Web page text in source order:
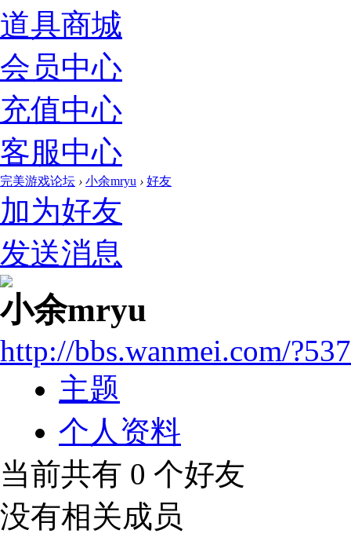
道具商城
会员中心
充值中心
客服中心
完美游戏论坛 › 小余mryu › 好友
加为好友
发送消息
小余mryu
http://bbs.wanmei.com/
主题
个人资料
当前共有 0 个好友
没有相关成员